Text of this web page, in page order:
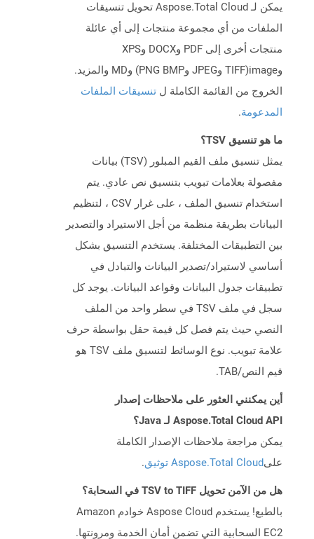
يمكن لـ Aspose.Total Cloud تحويل تنسيقات
الملفات من أي مجموعة منتجات إلى أي عائلة
منتجات أخرى إلى PDF وDOCX وXPS
وimage(TIFF وJPEG وPNG BMP) وMD والمزيد.
الخروج من القائمة الكاملة ل تنسيقات الملفات
المدعومة.
ما هو تنسيق TSV؟
يمثل تنسيق ملف القيم المبلور (TSV) بيانات
مفصولة بعلامات تبويب بتنسيق نص عادي. يتم
استخدام تنسيق الملف ، على غرار CSV ، لتنظيم
البيانات بطريقة منظمة من أجل الاستيراد والتصدير
بين التطبيقات المختلفة. يستخدم التنسيق بشكل
أساسي لاستيراد/تصدير البيانات والتبادل في
تطبيقات جدول البيانات وقواعد البيانات. يوجد كل
سجل في ملف TSV في سطر واحد من الملف
النصي حيث يتم فصل كل قيمة حقل بواسطة حرف
علامة تبويب. نوع الوسائط لتنسيق ملف TSV هو
قيم النص/TAB.
أين يمكنني العثور على ملاحظات إصدار
Aspose.Total Cloud API لـ Java؟
يمكن مراجعة ملاحظات الإصدار الكاملة
علىAspose.Total Cloud توثيق .
هل من الآمن تحويل TSV to TIFF في السحابة؟
بالطبع! يستخدم Aspose Cloud خوادم Amazon
EC2 السحابية التي تضمن أمان الخدمة ومرونتها.